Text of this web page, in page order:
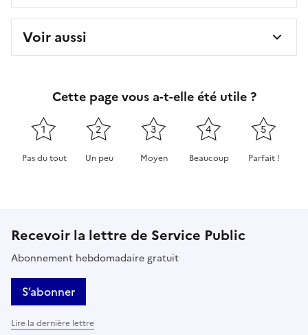
Voir aussi
Cette page vous a-t-elle été utile ?
1
Pas du tout
2
Un peu
3
Moyen
4
Beaucoup
5
Parfait !
Recevoir la lettre de Service Public
Abonnement hebdomadaire gratuit
S’abonner
Lire la dernière lettre